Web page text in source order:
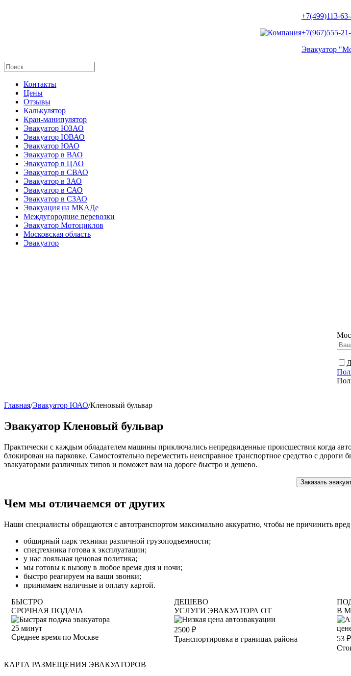
+7(499)113-
+7(967)555-
Эвакуатор
Контакты
Цены
Отзывы
Калькулятор
Кран-манипулятор
Эвакуатор ЮЗАО
Эвакуатор ЮВАО
Эвакуатор ЮАО
Эвакуатор в ВАО
Эвакуатор в ЦАО
Эвакуатор в СВАО
Эвакуатор в ЗАО
Эвакуатор в САО
Эвакуатор в СЗАО
Эвакуация на МКАДе
Междугородние перевозки
Эвакуатор Мотоциклов
Московская область
Эвакуатор
Главная/Эвакуатор ЮАО/Кленовый бульвар
Эвакуатор Кленовый бульвар
Практически с каждым обладателем машины приключались непредвиденные происшествия когда
блокирован на парковке. Самостоятельно переместить неисправное транспортное средство с
эвакуаторами различных типов и поможет вам на дороге быстро и дешево.
Заказать
Чем мы отличаемся от других
Наши специалисты обращаются с автотранспортом максимально аккуратно, чтобы не причинить
обширный парк техники различной грузоподъемности;
спецтехника готова к эксплуатации;
у нас лояльная ценовая политика;
мы готовы к вызову в любое время дня и ночи;
быстро реагируем на ваши звонки;
принимаем наличные и оплату картой.
БЫСТРО
СРОЧНАЯ ПОДАЧА
25 минут
Среднее время по Москве
ДЕШЕВО
УСЛУГИ ЭВАКУАТОРА ОТ
2500 ₽
Транспортировка в границах района
В
53 ₽
КАРТА РАЗМЕЩЕНИЯ ЭВАКУАТОРОВ